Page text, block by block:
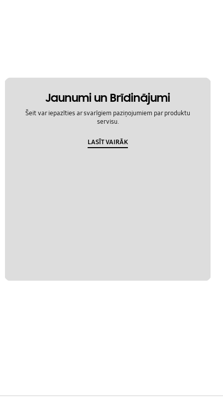
Jaunumi un Brīdinājumi
Šeit var iepazīties ar svarīgiem paziņojumiem par produktu
servisu.
LASĪT VAIRĀK